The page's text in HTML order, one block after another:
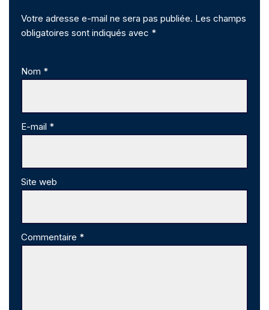
Votre adresse e-mail ne sera pas publiée. Les champs
obligatoires sont indiqués avec *
Nom *
E-mail *
Site web
Commentaire *